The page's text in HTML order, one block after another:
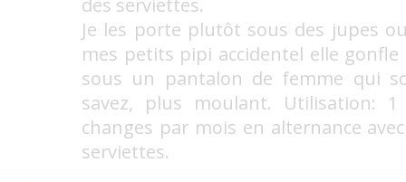
des serviettes.
Je les porte plutôt sous des jupes
mes petits pipi accidentel elle
sous un pantalon de femme qui
savez, plus moulant. Utilisation:
changes par mois en alternance
serviettes.